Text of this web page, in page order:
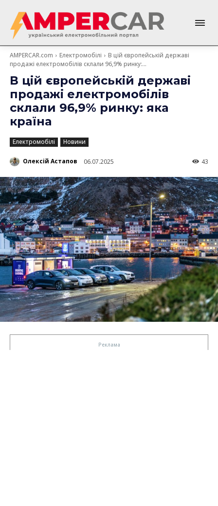
AMPERCAR.com Електромобілі
В цій європейській державі
продажі електромобілів склали 96,9% ринку:...
В цій європейській державі
продажі електромобілів
склали 96,9% ринку: яка
країна
Електромобілі Новини
Олексій Астапов 06.07.2025 43